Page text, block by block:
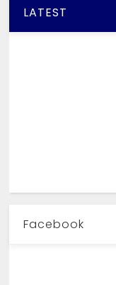
LATEST
Facebook